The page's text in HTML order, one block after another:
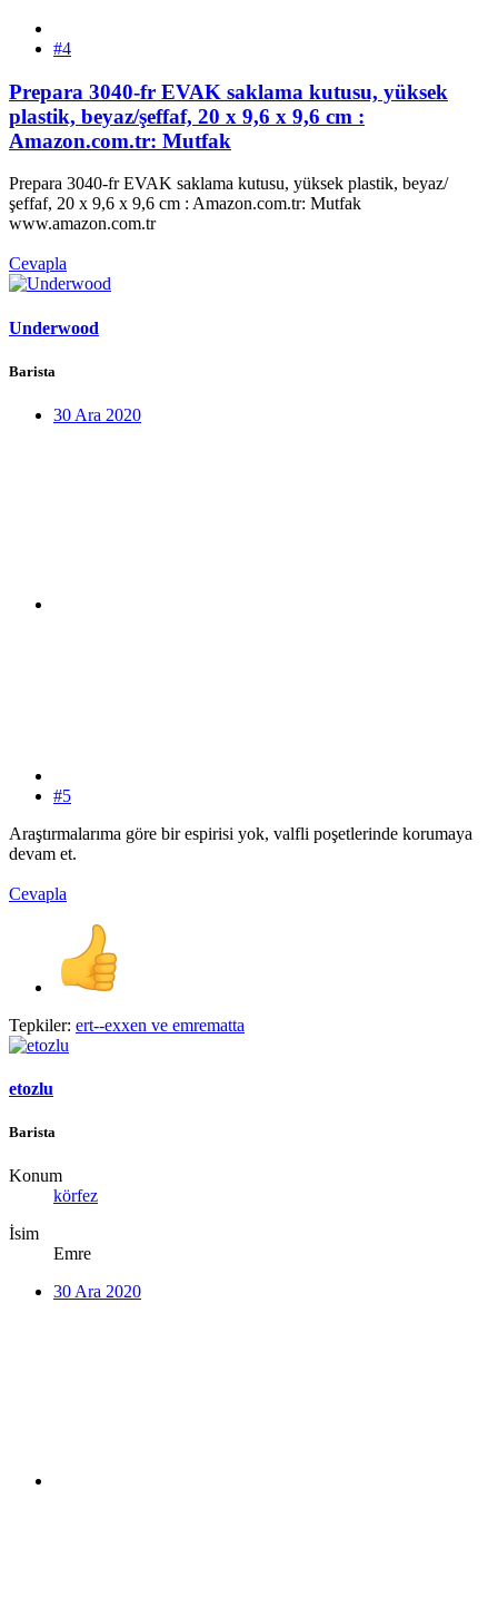
#4
Prepara 3040-fr EVAK saklama kutusu, yüksek
plastik, beyaz/şeffaf, 20 x 9,6 x 9,6 cm :
Amazon.com.tr: Mutfak
Prepara 3040-fr EVAK saklama kutusu, yüksek plastik, beyaz/
şeffaf, 20 x 9,6 x 9,6 cm : Amazon.com.tr: Mutfak
www.amazon.com.tr
Cevapla
Underwood
Barista
30 Ara 2020
#5
Araştırmalarıma göre bir espirisi yok, valfli poşetlerinde korumaya
devam et.
Cevapla
Tepkiler: ert--exxen ve emrematta
etozlu
Barista
Konum
körfez
İsim
Emre
30 Ara 2020